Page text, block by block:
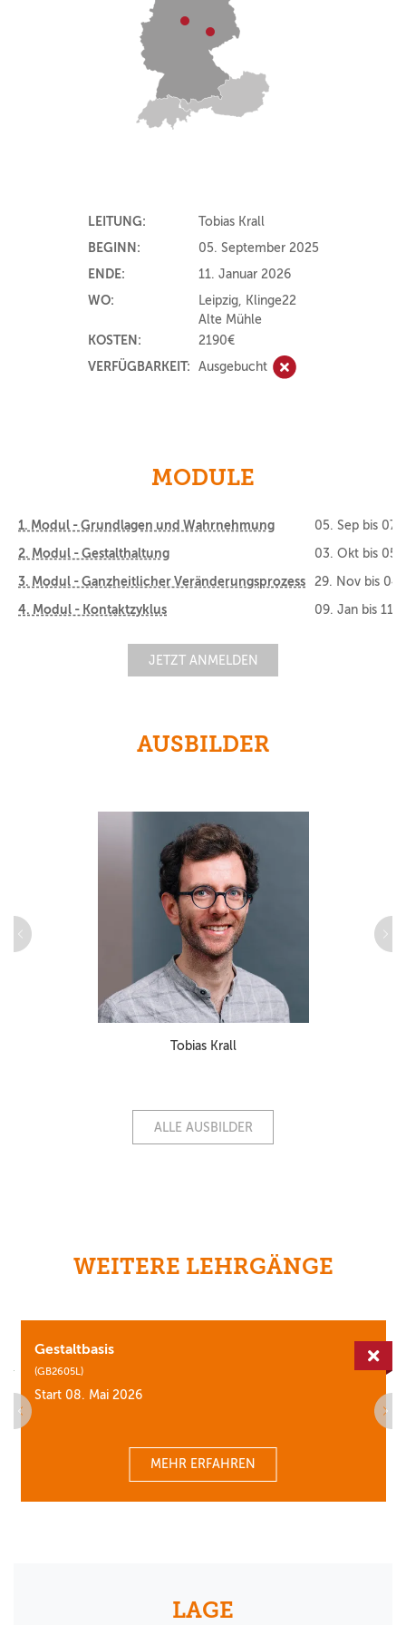
LEITUNG:
Tobias Krall
BEGINN:
05. September 2025
ENDE:
11. Januar 2026
WO:
Leipzig, Klinge22
Alte Mühle
KOSTEN:
2190€
VERFÜGBARKEIT: Ausgebucht
Ausgebucht
MODULE
1. Modul - Grundlagen und Wahrnehmung 05. Sep bis 07.
2. Modul - Gestalthaltung
03. Okt bis 05.
3. Modul - Ganzheitlicher Veränderungsprozess 29. Nov bis 04.
4. Modul - Kontaktzyklus
09. Jan bis 11.
JETZT ANMELDEN
AUSBILDER
Tobias Krall
ALLE AUSBILDER
WEITERE LEHRGÄNGE
Gestaltbasis
(GB2605L)
Start 08. Mai 2026
MEHR ERFAHREN
LAGE